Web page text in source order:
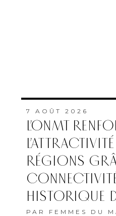
7 AOÛT 2026
L’ONMT
RÉGIONS
HISTORIQUE
PAR FEMMES DU